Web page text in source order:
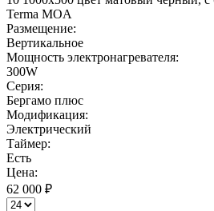
Terma MOA
Размещение:
Вертикальное
Мощность электронагревателя:
300W
Серия:
Бергамо плюс
Модификация:
Электрический
Таймер:
Есть
Цена:
62 000 ₽